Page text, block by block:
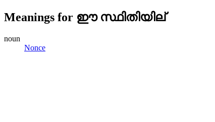
Meanings for ഈ സ്ഥിതിയില്
noun
Nonce